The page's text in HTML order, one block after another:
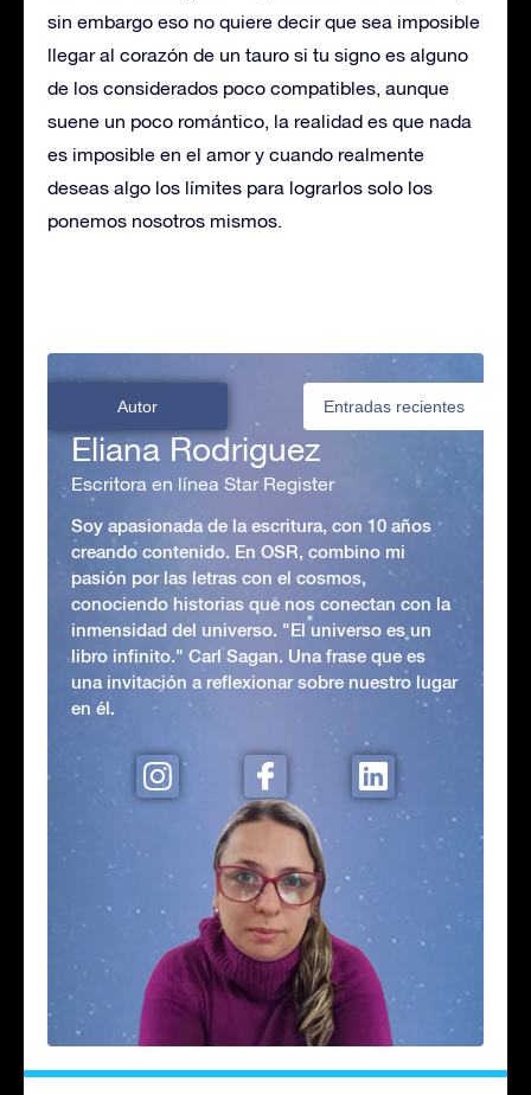
sin embargo eso no quiere decir que sea imposible
llegar al corazón de un tauro si tu signo es alguno
de los considerados poco compatibles, aunque
suene un poco romántico, la realidad es que nada
es imposible en el amor y cuando realmente
deseas algo los límites para lograrlos solo los
ponemos nosotros mismos.
Autor Entradas recientes
Eliana Rodriguez
Escritora en línea Star Register
Soy apasionada de la escritura, con 10 años
creando contenido. En OSR, combino mi
pasión por las letras con el cosmos,
conociendo historias que nos conectan con la
inmensidad del universo. "El universo es un
libro infinito." Carl Sagan. Una frase que es
una invitación a reflexionar sobre nuestro lugar
en él.